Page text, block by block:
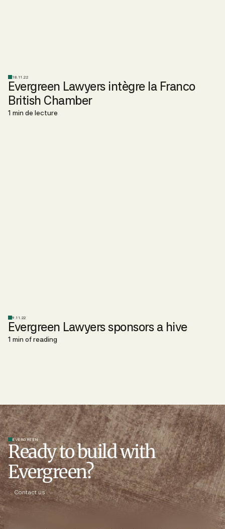
18.11.22
Evergreen Lawyers intègre la Franco
British Chamber
1 min de lecture
9.11.22
Evergreen Lawyers sponsors a hive
1 min of reading
EVERGREEN
Ready to build with
Evergreen?
Contact us